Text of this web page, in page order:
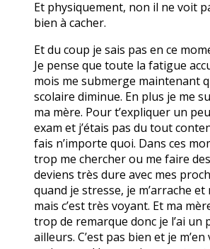
Et physiquement, non il ne voit
bien à cacher.
Et du coup je sais pas en ce
Je pense que toute la fatigue
mois me submerge maintenant
scolaire diminue. En plus je me
ma mère. Pour t’expliquer un
exam et j’étais pas du tout
fais n’importe quoi. Dans ces
trop me chercher ou me faire
deviens très dure avec mes
quand je stresse, je m’arrache
mais c’est très voyant. Et ma
trop de remarque donc je l’ai un
ailleurs. C’est pas bien et je